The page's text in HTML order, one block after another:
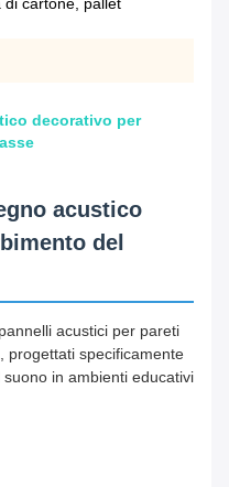
di cartone, pallet
decorativo per
acustico
del
acustici per pareti
progettati specificamente
in ambienti educativi